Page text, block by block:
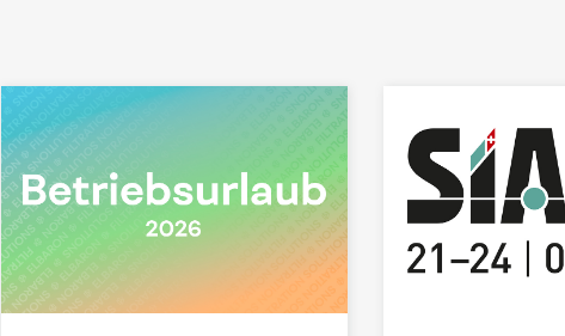
Unsere Spezialisten freuen
sich, Sie beraten zu können.